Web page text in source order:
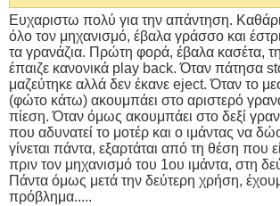
Ευχαριστω πολύ για την απάντηση.
όλο τον μηχανισμό, έβαλα γράσσο και
τα γρανάζια. Πρώτη φορά, έβαλα κασέτα,
έπαιζε κανονικά play back. Όταν πάτησα
μαζεύτηκε αλλά δεν έκανε eject. Όταν το
(φώτο κάτω) ακουμπάει στο αριστερό
πίεση. Όταν όμως ακουμπάει στο δεξί
που αδυνατεί το μοτέρ και ο ιμάντας να
γίνεται πάντα, εξαρτάται από τη θέση που
πριν τον μηχανισμό του 1ου ιμάντα, στη
Πάντα όμως μετά την δεύτερη χρήση,
πρόβλημα.....